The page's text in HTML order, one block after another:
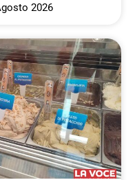
2026